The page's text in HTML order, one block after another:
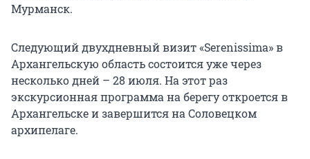
Мурманск.
Следующий двухдневный визит «Serenissima» в
Архангельскую область состоится уже через
несколько дней – 28 июля. На этот раз
экскурсионная программа на берегу откроется в
Архангельске и завершится на Соловецком
архипелаге.